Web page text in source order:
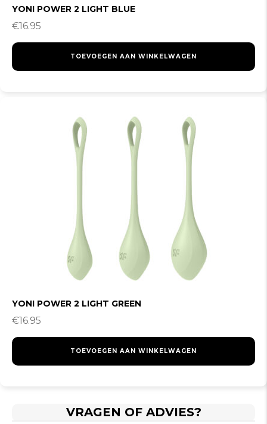
VRAGEN OF ADVIES?
YONI POWER 2 LIGHT BLUE
€16.95
TOEVOEGEN AAN WINKELWAGEN
YONI POWER 2 LIGHT GREEN
€16.95
TOEVOEGEN AAN WINKELWAGEN